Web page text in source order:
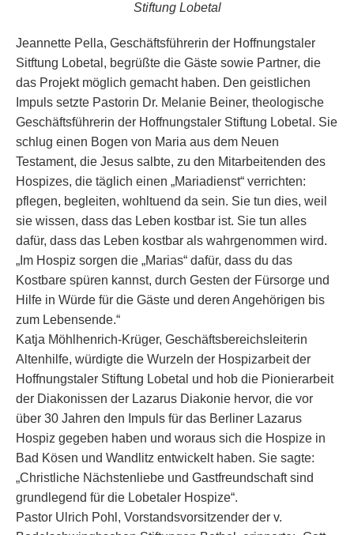
Stiftung Lobetal
Jeannette Pella, Geschäftsführerin der Hoffnungstaler
Sitftung Lobetal, begrüßte die Gäste sowie Partner, die
das Projekt möglich gemacht haben. Den geistlichen
Impuls setzte Pastorin Dr. Melanie Beiner, theologische
Geschäftsführerin der Hoffnungstaler Stiftung Lobetal. Sie
schlug einen Bogen von Maria aus dem Neuen
Testament, die Jesus salbte, zu den Mitarbeitenden des
Hospizes, die täglich einen „Mariadienst“ verrichten:
pflegen, begleiten, wohltuend da sein. Sie tun dies, weil
sie wissen, dass das Leben kostbar ist. Sie tun alles
dafür, dass das Leben kostbar als wahrgenommen wird.
„Im Hospiz sorgen die „Marias“ dafür, dass du das
Kostbare spüren kannst, durch Gesten der Fürsorge und
Hilfe in Würde für die Gäste und deren Angehörigen bis
zum Lebensende.“
Katja Möhlhenrich-Krüger, Geschäftsbereichsleiterin
Altenhilfe, würdigte die Wurzeln der Hospizarbeit der
Hoffnungstaler Stiftung Lobetal und hob die Pionierarbeit
der Diakonissen der Lazarus Diakonie hervor, die vor
über 30 Jahren den Impuls für das Berliner Lazarus
Hospiz gegeben haben und woraus sich die Hospize in
Bad Kösen und Wandlitz entwickelt haben. Sie sagte:
„Christliche Nächstenliebe und Gastfreundschaft sind
grundlegend für die Lobetaler Hospize“.
Pastor Ulrich Pohl, Vorstandsvorsitzender der v.